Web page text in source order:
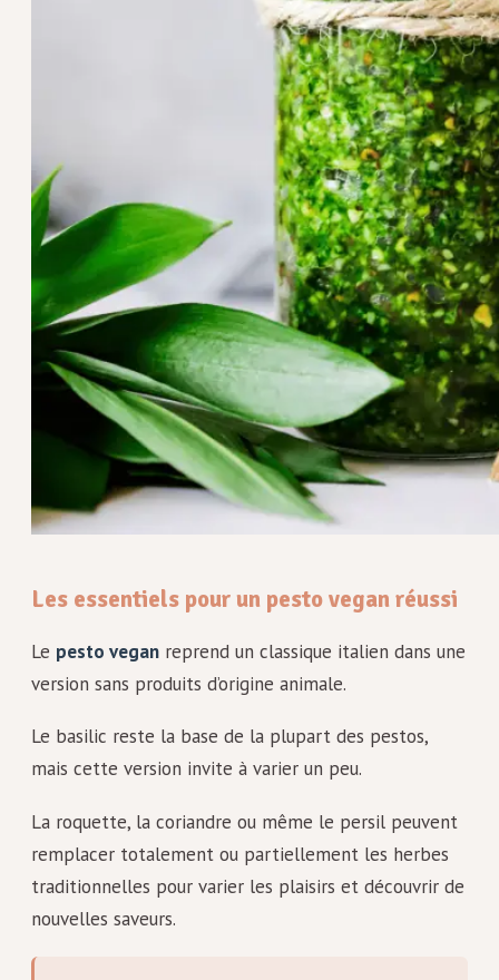
Les essentiels pour un pesto vegan réussi
Le pesto vegan reprend un classique italien dans une
version sans produits d’origine animale.
Le basilic reste la base de la plupart des pestos,
mais cette version invite à varier un peu.
La roquette, la coriandre ou même le persil peuvent
remplacer totalement ou partiellement les herbes
traditionnelles pour varier les plaisirs et découvrir de
nouvelles saveurs.